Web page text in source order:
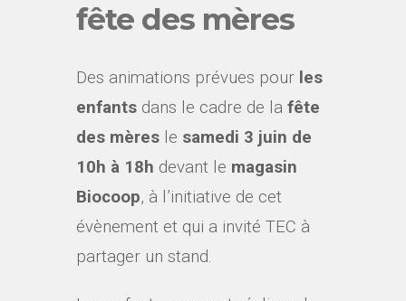
fête des mères
Des animations prévues pour les
enfants dans le cadre de la fête
des mères le samedi 3 juin de
10h à 18h devant le magasin
Biocoop, à l’initiative de cet
évènement et qui a invité TEC à
partager un stand.